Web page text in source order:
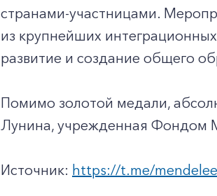
странами-участницами.
из крупнейших
развитие и создание общего
Помимо золотой медали,
Лунина, учрежденная Фондом
Источник: https://t.me/